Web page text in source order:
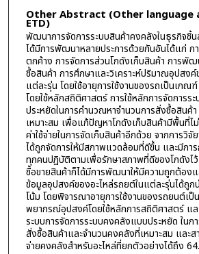
Other Abstract (Other
ETD)
พัฒนาการจัดการระบบสินค้าคงคลังในธุรกิจชิ้
ได้มีการพัฒนาหลายประการด้วยกันอันได้แก่ ก
ตกค้าง การจัดการส่วนโกดังเก็บสินค้า การพัฒ
ซื้อสินค้า การศึกษาและวิเคราะห์ปริมาณอุปสงค์
แต่ละรุ่น โดยใช้อายุการใช้งานของรถเป็นเก
โดยใช้หลักสถิติศาสตร์ การใช้หลักการจัดการร
ประหยัดในการคำนวณหาจำนวนการสั่งซื้อสินค้
เหมาะสม เพื่อแก้ปัญหาโกดังเก็บสินค้ามีพื้นที่
ค่าใช้จ่ายในการจัดเก็บสินค้าอีกด้วย จากการวิ
ได้ถูกจัดการให้มีสภาพแวดล้อมที่ดีขึ้น และมีกา
ทุกคนปฏิบัติตามเพื่อรักษาสภาพที่ดีของโกดังไ
ซื้อขายสินค้าก็ได้มีการพัฒนาให้มีความถูกต้อง
ข้อมูลอุปสงค์ของอะไหล่รถยต์ในแต่ละรุ่นได้ถูก
โน้ม โดยพิจารณาอายุการใช้งานของรถยนต์เ
พยากรณ์อุปสงค์โดยใช้หลักการสถิติศาสตร์ แล
ระบบการจัดการระบบคงคลังแบบประหยัด ในก
สั่งซื้อสินค้าและจำนวนคงคลังที่เหมาะสม และส
จ่ายคงคลังสำหรับอะไหล่ที่ยกตัวอย่างได้ถึง